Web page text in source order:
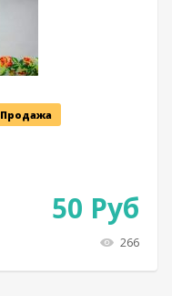
Продажа
50 Руб
266